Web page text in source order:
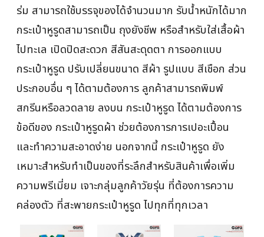
ร่ม สามารถใช้บรรจุของได้จำนวนมาก รับน้ำหนักได้มาก
กระเป๋าหูรูดสามารถเป็น ถุงยังชีพ หรือสำหรับใส่เสื้อผ้า
ไปทะเล เปิดปิดสะดวก สีสันสะดุดตา การออกแบบ
กระเป๋าหูรูด ปรับเปลี่ยนขนาด สีผ้า รูปแบบ สีเชือก ส่วน
ประกอบอื่น ๆ ได้ตามต้องการ ลูกค้าสามารถพิมพ์
สกรีนหรือลวดลาย ลงบน กระเป๋าหูรูด ได้ตามต้องการ
ข้อดีของ กระเป๋าหูรูดผ้า ช่วยต้องการการเปอะเปื้อน
และทำความสะอาดง่าย นอกจากนี้ กระเป๋าหูรูด ยัง
เหมาะสำหรับทำเป็นของที่ระลึกสำหรับสินค้าเพื่อเพิ่ม
ความพรีเมี่ยม เจาะกลุ่มลูกค้าวัยรุ่น ที่ต้องการความ
คล่องตัว ที่สะพายกระเป๋าหูรูด ไปทุกที่ทุกเวลา